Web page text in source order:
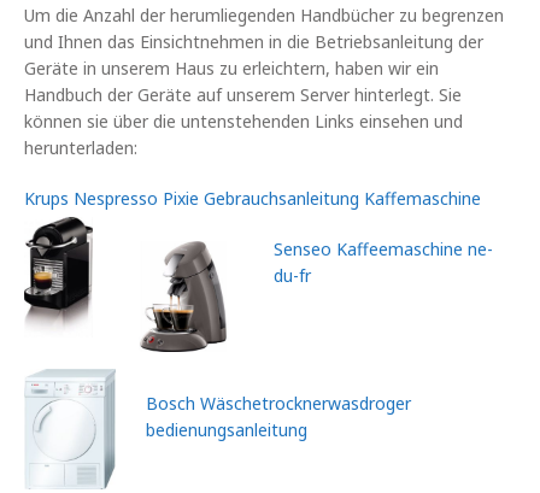
Um die Anzahl der herumliegenden Handbücher zu begrenzen
und Ihnen das Einsichtnehmen in die Betriebsanleitung der
Geräte in unserem Haus zu erleichtern, haben wir ein
Handbuch der Geräte auf unserem Server hinterlegt. Sie
können sie über die untenstehenden Links einsehen und
herunterladen:
Krups Nespresso Pixie Gebrauchsanleitung Kaffemaschine
Senseo Kaffeemaschine ne-
du-fr
Bosch Wäschetrocknerwasdroger
bedienungsanleitung